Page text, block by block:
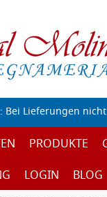
Bei Lieferungen
PRODUKTE
LOGIN BLOG